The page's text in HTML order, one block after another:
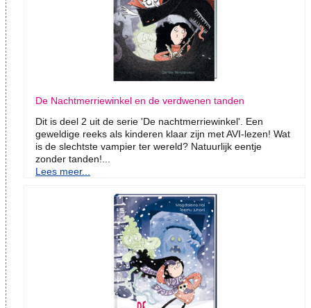
De Nachtmerriewinkel en de verdwenen tanden
Dit is deel 2 uit de serie 'De nachtmerriewinkel'. Een
geweldige reeks als kinderen klaar zijn met AVI-lezen! Wat
is de slechtste vampier ter wereld? Natuurlijk eentje
zonder tanden!...
Lees meer...